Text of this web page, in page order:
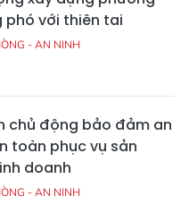
phó với thiên tai
- AN NINH
chủ động bảo đảm an
toàn phục vụ sản
doanh
- AN NINH